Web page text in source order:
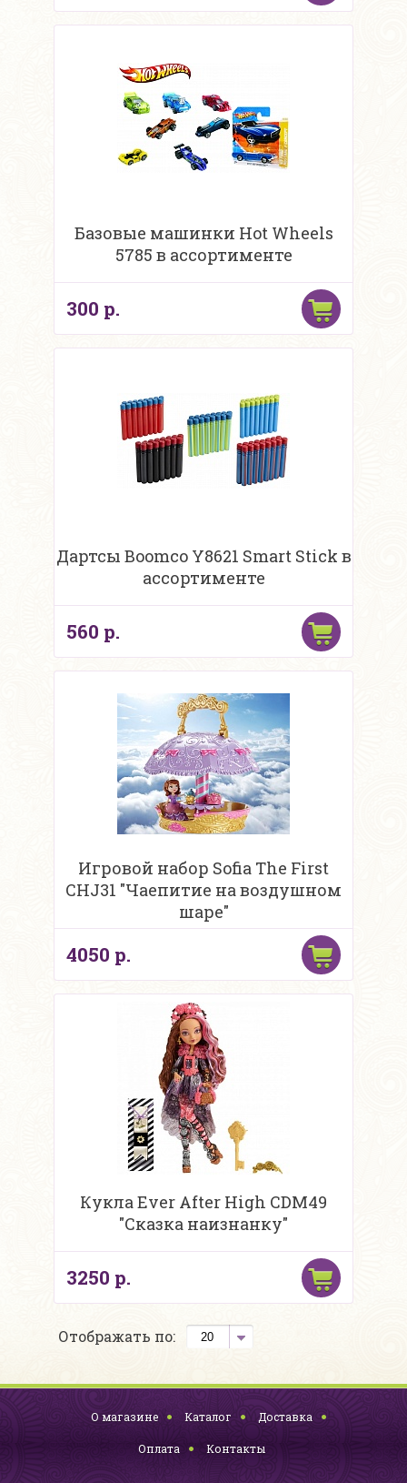
Базовые машинки Hot Wheels
5785 в ассортименте
300 р.
Дартсы Boomco Y8621 Smart Stick в
ассортименте
560 р.
Игровой набор Sofia The First
CHJ31 "Чаепитие на воздушном
шаре"
4050 р.
Кукла Ever After High CDM49
"Сказка наизнанку"
3250 р.
Отображать по:
О магазине Каталог Доставка
Оплата Контакты